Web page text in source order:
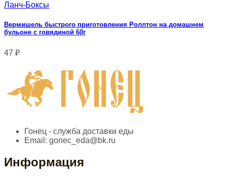
Ланч-Боксы
Вермишель быстрого приготовления Роллтон на домашнем
бульоне с говядиной 60г
47 ₽
Гонец - служба доставки еды
Email: gonec_eda@bk.ru
Информация